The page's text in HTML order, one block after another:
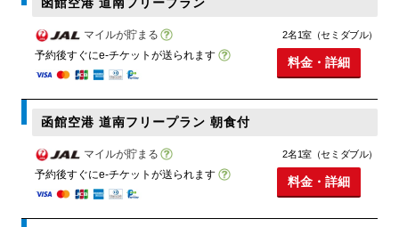
函館空港 道南フリープラン
マイルが貯まる
予約後すぐにe-チケットが送られます
2名1室（セミダブル）
料金・詳細
函館空港 道南フリープラン 朝食付
マイルが貯まる
予約後すぐにe-チケットが送られます
2名1室（セミダブル）
料金・詳細